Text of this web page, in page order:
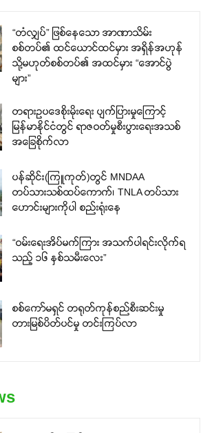
“တံလျှပ်” ဖြစ်နေသော အာဏာသိမ်း
စစ်တပ်၏ ထင်ယောင်ထင်မှား အရှိန်အဟုန်
သို့မဟုတ်စစ်တပ်၏ အထင်မှား “အောင်ပွဲ
များ”
တရားဥပဒေစိုးမိုးရေး ပျက်ပြားမှုကြောင့်
မြန်မာနိုင်ငံတွင် ရာဇဝတ်မှုစီးပွားရေးအသစ်
အခြေစိုက်လာ
ပန်ဆိုင်း(ကြူကုတ်)တွင် MNDAA
တပ်သားသစ်ထပ်ကောက်၊ TNLA တပ်သား
ဟောင်းများကိုပါ စည်းရုံးနေ
“ဝမ်းရေးအိပ်မက်ကြား အသက်ပါရင်းလိုက်ရ
သည့် ၁၆ နှစ်သမီးလေး”
စစ်ကော်မရှင် တရုတ်ကုန်စည်စီးဆင်းမှု
တားမြစ်ပိတ်ပင်မှု တင်းကြပ်လာ